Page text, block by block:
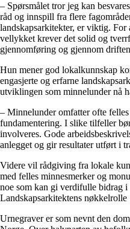
– Spørsmålet tror jeg kan
råd og innspill fra flere
landskapsarkitekter, er viktig. For
vellykket krever det solid og
gjennomføring og gjennom
Hun mener god lokalkunnskap
engasjerte og erfarne
utviklingen som minnelunder nå
– Minnelunder omfatter ofte
fundamentering. I slike tilfeller
involveres. Gode
anlegget og gir resultater utført i
Videre vil rådgiving fra lokale
med felles minnesmerker og
noe som kan gi verdifulle bidrag i
Landskapsarkitektens nøkkelrolle
Urnegraver er som nevnt den